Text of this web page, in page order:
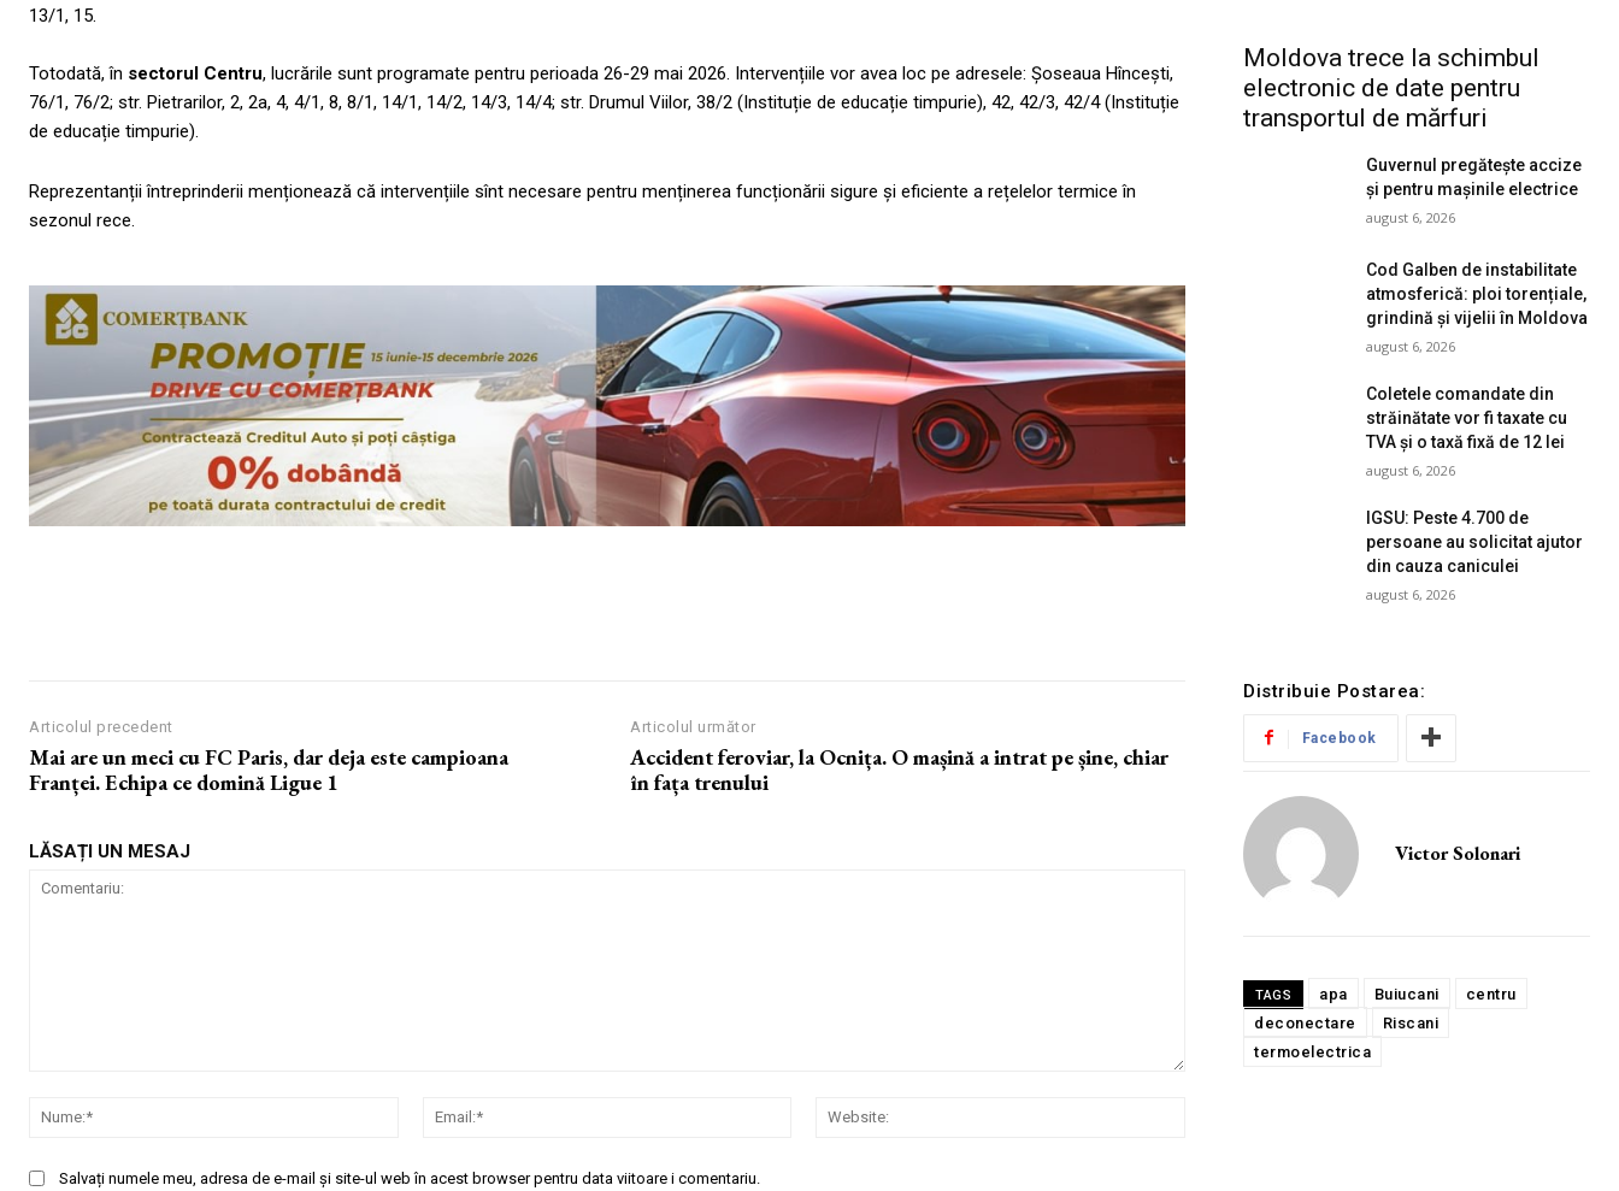
13/1, 15.
Totodată, în sectorul Centru, lucrările sunt programate pentru perioada 26-29 mai 2026. Intervențiile vor avea loc pe adresele: Șoseaua Hîncești,
76/1, 76/2; str. Pietrarilor, 2, 2a, 4, 4/1, 8, 8/1, 14/1, 14/2, 14/3, 14/4; str. Drumul Viilor, 38/2 (Instituție de educație timpurie), 42, 42/3, 42/4 (Instituție
de educație timpurie).
Reprezentanții întreprinderii menționează că intervențiile sînt necesare pentru menținerea funcționării sigure și eficiente a rețelelor termice în
sezonul rece.
Moldova trece la schimbul
electronic de date pentru
transportul de mărfuri
Guvernul pregătește accize
și pentru mașinile electrice
august 6, 2026
Cod Galben de instabilitate
atmosferică: ploi torențiale,
grindină și vijelii în Moldova
august 6, 2026
Coletele comandate din
străinătate vor fi taxate cu
TVA și o taxă fixă de 12 lei
august 6, 2026
IGSU: Peste 4.700 de
persoane au solicitat ajutor
din cauza caniculei
august 6, 2026
Articolul precedent
Mai are un meci cu FC Paris, dar deja este campioana
Franței. Echipa ce domină Ligue 1
Articolul următor
Accident feroviar, la Ocnița. O mașină a intrat pe șine, chiar
în fața trenului
LĂSAȚI UN MESAJ
Nume:*
Email:*
Salvați numele meu, adresa de e-mail și site-ul web în acest browser pentru data viitoare i comentariu.
Distribuie Postarea:
Facebook
Victor Solonari
TAGS apa Buiucani
centru
deconectare
Riscani
termoelectrica